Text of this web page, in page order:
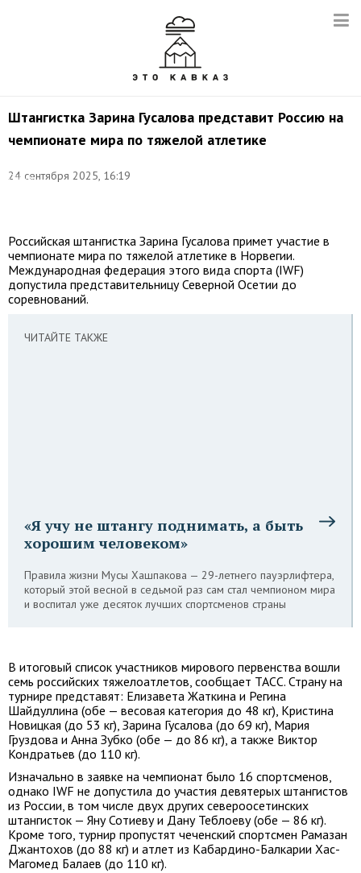
Штангистка Зарина Гусалова представит Россию на
чемпионате мира по тяжелой атлетике
24 сентября 2025, 16:19
Софья
Российская штангистка Зарина Гусалова примет участие в
чемпионате мира по тяжелой атлетике в Норвегии.
Международная федерация этого вида спорта (IWF)
допустила представительницу Северной Осетии до
соревнований.
ЧИТАЙТЕ ТАКЖЕ
«Я учу не штангу поднимать, а быть
хорошим человеком»
Правила жизни Мусы Хашпакова — 29-летнего пауэрлифтера,
который этой весной в седьмой раз сам стал чемпионом мира
и воспитал уже десяток лучших спортсменов страны
В итоговый список участников мирового первенства вошли
семь российских тяжелоатлетов, сообщает ТАСС. Страну на
турнире представят: Елизавета Жаткина и Регина
Шайдуллина (обе — весовая категория до 48 кг), Кристина
Новицкая (до 53 кг), Зарина Гусалова (до 69 кг), Мария
Груздова и Анна Зубко (обе — до 86 кг), а также Виктор
Кондратьев (до 110 кг).
Изначально в заявке на чемпионат было 16 спортсменов,
однако IWF не допустила до участия девятерых штангистов
из России, в том числе двух других североосетинских
штангисток — Яну Сотиеву и Дану Теблоеву (обе — 86 кг).
Кроме того, турнир пропустят чеченский спортсмен Рамазан
Джантохов (до 88 кг) и атлет из Кабардино-Балкарии Хас-
Магомед Балаев (до 110 кг).